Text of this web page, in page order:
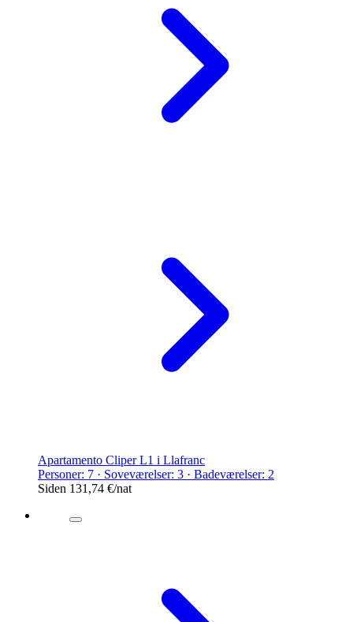
Apartamento Cliper L1 i Llafranc
Personer: 7 · Soveværelser: 3 · Badeværelser: 2
Siden 131,74 €/nat